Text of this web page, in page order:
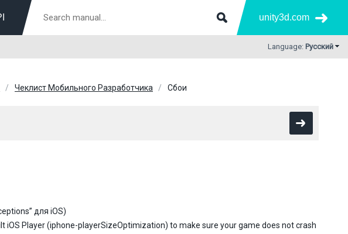
unity3d.com
Language: Русский
Чеклист Мобильного Разработчика Сбои
для iOS)
iOS Player (iphone-playerSizeOptimization) to make sure your game does not crash